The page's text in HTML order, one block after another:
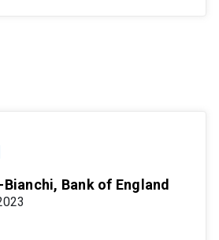
Bank of England